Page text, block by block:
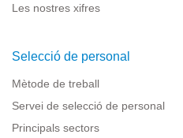
Les nostres xifres
Selecció de personal
Mètode de treball
Servei de selecció de personal
Principals sectors